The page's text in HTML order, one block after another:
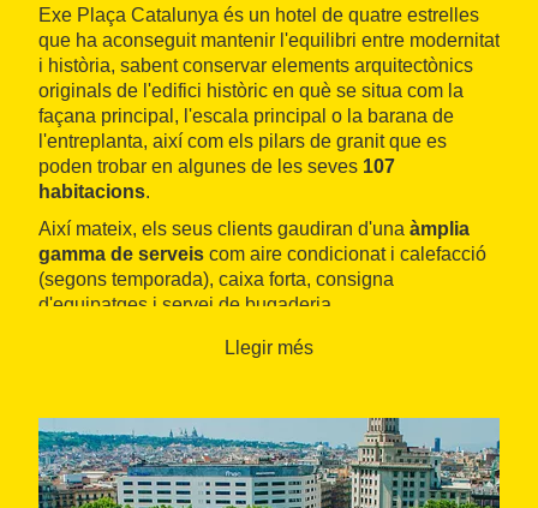
Exe Plaça Catalunya és un hotel de quatre estrelles
que ha aconseguit mantenir l'equilibri entre modernitat
i història, sabent conservar elements arquitectònics
originals de l'edifici històric en què se situa com la
façana principal, l'escala principal o la barana de
l'entreplanta, així com els pilars de granit que es
poden trobar en algunes de les seves 107
habitacions.
Així mateix, els seus clients gaudiran d'una àmplia
gamma de serveis com aire condicionat i calefacció
(segons temporada), caixa forta, consigna
d'equipatges i servei de bugaderia.
Llegir més